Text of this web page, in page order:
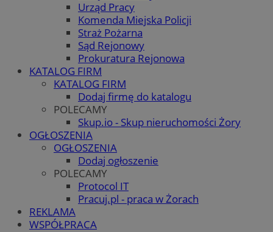
Urząd Pracy
Komenda Miejska Policji
Straż Pożarna
Sąd Rejonowy
Prokuratura Rejonowa
KATALOG FIRM
KATALOG FIRM
Dodaj firmę do katalogu
POLECAMY
Skup.io - Skup nieruchomości Żory
OGŁOSZENIA
OGŁOSZENIA
Dodaj ogłoszenie
POLECAMY
Protocol IT
Pracuj.pl - praca w Żorach
REKLAMA
WSPÓŁPRACA